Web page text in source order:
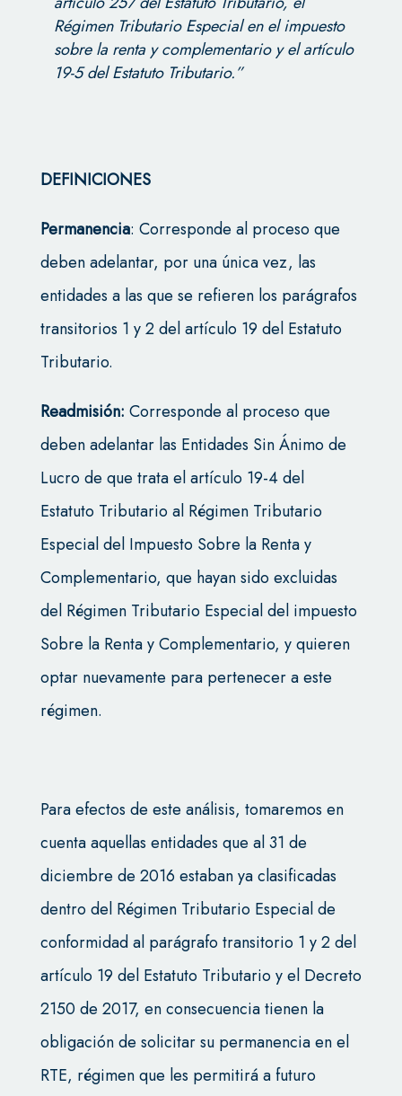
Régimen Tributario Especial en el impuesto
sobre la renta y complementario y el artículo
19-5 del Estatuto Tributario.”
DEFINICIONES
Permanencia: Corresponde al proceso que
deben adelantar, por una única vez, las
entidades a las que se refieren los parágrafos
transitorios 1 y 2 del artículo 19 del Estatuto
Tributario.
Readmisión: Corresponde al proceso que
deben adelantar las Entidades Sin Ánimo de
Lucro de que trata el artículo 19-4 del
Estatuto Tributario al Régimen Tributario
Especial del Impuesto Sobre la Renta y
Complementario, que hayan sido excluidas
del Régimen Tributario Especial del impuesto
Sobre la Renta y Complementario, y quieren
optar nuevamente para pertenecer a este
régimen.
Para efectos de este análisis, tomaremos en
cuenta aquellas entidades que al 31 de
diciembre de 2016 estaban ya clasificadas
dentro del Régimen Tributario Especial de
conformidad al parágrafo transitorio 1 y 2 del
artículo 19 del Estatuto Tributario y el Decreto
2150 de 2017, en consecuencia tienen la
obligación de solicitar su permanencia en el
RTE, régimen que les permitirá a futuro